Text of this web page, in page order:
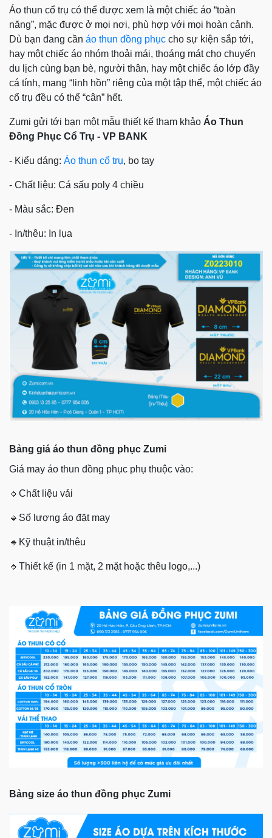
Áo thun cổ trụ có thể được xem là một chiếc áo “toàn
năng”, mặc được ở mọi nơi, phù hợp với mọi hoàn cảnh.
Dù bạn đang cần áo thun đồng phục cho sự kiện sắp tới,
hay một chiếc áo nhóm thoải mái, thoáng mát cho chuyến
du lịch cùng bạn bè, người thân, hay một chiếc áo lớp đầy
cá tính, mang “linh hồn” riêng của một tập thể, một chiếc áo
cổ trụ đều có thể “cân” hết.
Zumi gửi tới bạn một mẫu thiết kế tham khảo Áo Thun
Đồng Phục Cổ Trụ - VP BANK
- Kiểu dáng: Áo thun cổ trụ, bo tay
- Chất liệu: Cá sấu poly 4 chiều
- Màu sắc: Đen
- In/thêu: In lụa
Bảng giá áo thun đồng phục Zumi
Giá may áo thun đồng phục phụ thuộc vào:
🔹 Chất liệu vải
🔹 Số lượng áo đặt may
🔹 Kỹ thuật in/thêu
🔹 Thiết kế (in 1 mặt, 2 mặt hoặc thêu logo,...)
Bảng size áo thun đồng phục Zumi